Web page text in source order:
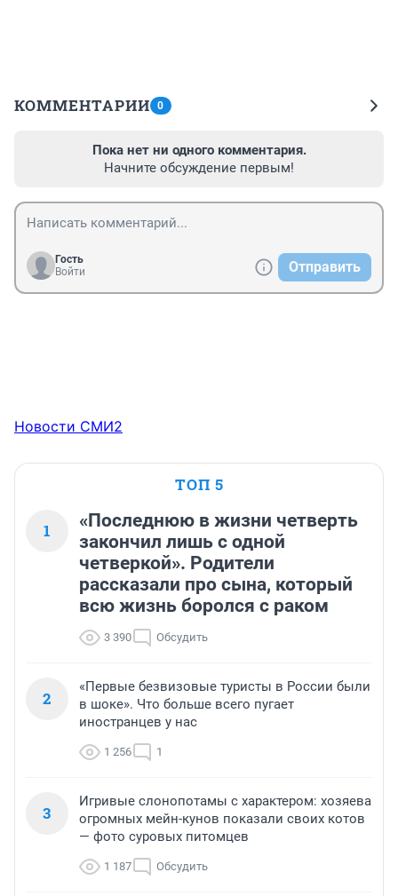
КОММЕНТАРИИ 0
Пока нет ни одного комментария.
Начните обсуждение первым!
Гость
Войти
Отправить
Новости СМИ2
ТОП 5
1
«Последнюю в жизни четверть
закончил лишь с одной
четверкой». Родители
рассказали про сына, который
всю жизнь боролся с раком
3 390 Обсудить
2
«Первые безвизовые туристы в России были
в шоке». Что больше всего пугает
иностранцев у нас
1 256 1
3
Игривые слонопотамы с характером: хозяева
огромных мейн-кунов показали своих котов
— фото суровых питомцев
1 187 Обсудить